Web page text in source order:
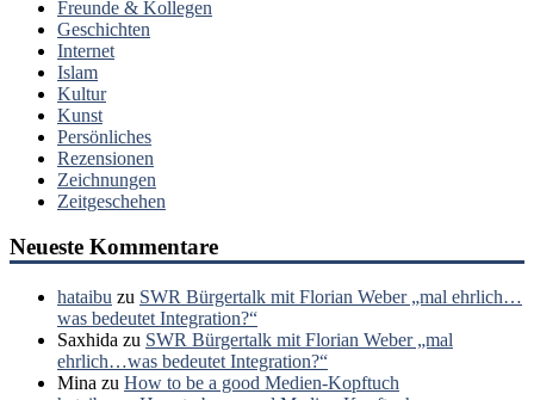
Freunde & Kollegen
Geschichten
Internet
Islam
Kultur
Kunst
Persönliches
Rezensionen
Zeichnungen
Zeitgeschehen
Neueste Kommentare
hataibu zu SWR Bürgertalk mit Florian Weber „mal ehrlich…
was bedeutet Integration?“
Saxhida zu SWR Bürgertalk mit Florian Weber „mal
ehrlich…was bedeutet Integration?“
Mina zu How to be a good Medien-Kopftuch